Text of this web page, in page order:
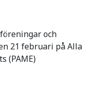
och
21 februari på Alla
(PAME)